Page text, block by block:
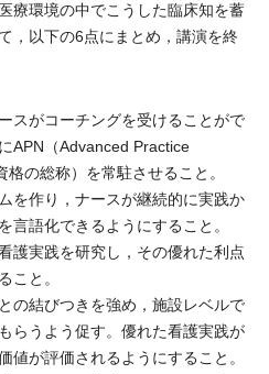
療環境の中でこうした臨床知を蓄
，以下の6点にまとめ，講演を終
スがコーチングを受けることがで
APN（Advanced Practice
の総称）を常駐させること。
を作り，ナースが継続的に実践か
言語化できるようにすること。
護実践を研究し，その優れた利点
こと。
の結びつきを強め，施設レベルで
らうよう促す。優れた看護実践が
値が評価されるようにすること。